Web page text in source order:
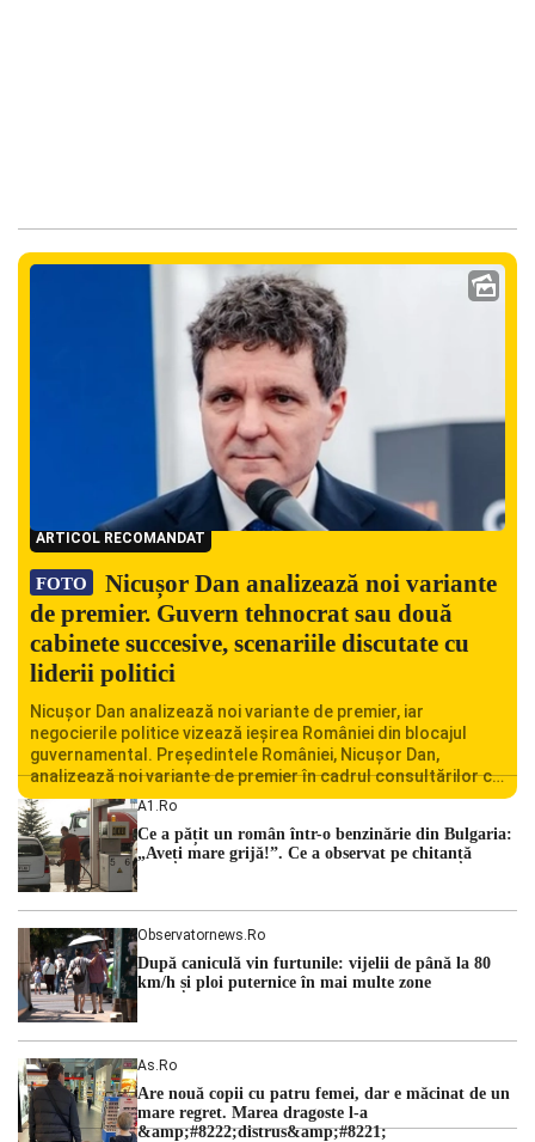
ARTICOL RECOMANDAT
FOTO
Nicușor Dan analizează noi variante
de premier. Guvern tehnocrat sau două
cabinete succesive, scenariile discutate cu
liderii politici
Nicușor Dan analizează noi variante de premier, iar
negocierile politice vizează ieșirea României din blocajul
guvernamental. Președintele României, Nicușor Dan,
analizează noi variante de premier în cadrul consultărilor cu
liderii politici. Ciprian Ciucu vorbește despre scenariul unui
guvern tehnocrat și despre posibilitatea a două cabinete
succesive. Nicușor Dan analizează noi variante de premier
România traversează […]
A1.ro
Ce a pățit un român într-o benzinărie din Bulgaria:
„Aveți mare grijă!”. Ce a observat pe chitanță
Observatornews.ro
După caniculă vin furtunile: vijelii de până la 80
km/h și ploi puternice în mai multe zone
As.ro
Are nouă copii cu patru femei, dar e măcinat de un
mare regret. Marea dragoste l-a
&amp;#8222;distrus&amp;#8221;